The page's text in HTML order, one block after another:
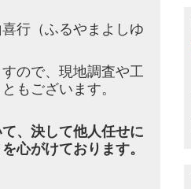
行（ふるやまよしゆ
ので、現地調査や工
もございます。
、決して他人任せに
心がけております。